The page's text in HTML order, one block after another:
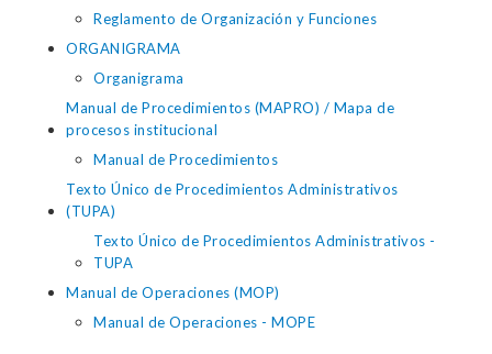
Reglamento de Organización y Funciones
ORGANIGRAMA
Organigrama
Manual de Procedimientos (MAPRO) / Mapa de
procesos institucional
Manual de Procedimientos
Texto Único de Procedimientos Administrativos
(TUPA)
Texto Único de Procedimientos Administrativos -
TUPA
Manual de Operaciones (MOP)
Manual de Operaciones - MOPE